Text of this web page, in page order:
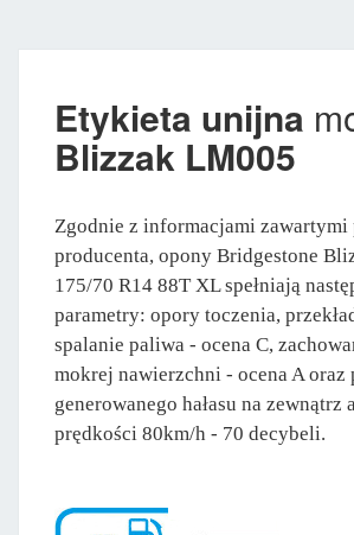
Etykieta unijna
Blizzak LM005
Zgodnie z informacjami zawartymi
producenta, opony Bridgestone
175/70 R14 88T XL spełniają
parametry: opory toczenia,
spalanie paliwa - ocena C,
mokrej nawierzchni - ocena A oraz
generowanego hałasu na zewnątrz
prędkości 80km/h - 70 decybeli.